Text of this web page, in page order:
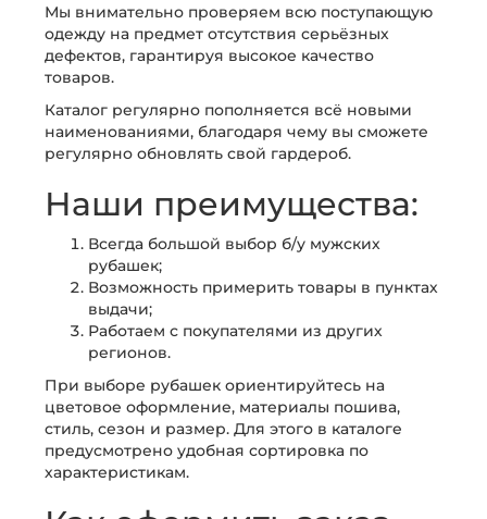
Мы внимательно проверяем всю поступающую
одежду на предмет отсутствия серьёзных
дефектов, гарантируя высокое качество
товаров.
Каталог регулярно пополняется всё новыми
наименованиями, благодаря чему вы сможете
регулярно обновлять свой гардероб.
Наши преимущества:
Всегда большой выбор б/у мужских
рубашек;
Возможность примерить товары в пунктах
выдачи;
Работаем с покупателями из других
регионов.
При выборе рубашек ориентируйтесь на
цветовое оформление, материалы пошива,
стиль, сезон и размер. Для этого в каталоге
предусмотрено удобная сортировка по
характеристикам.